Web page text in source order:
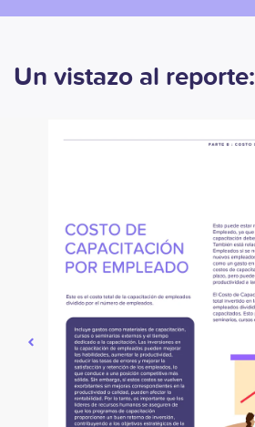
Un vistazo al reporte: